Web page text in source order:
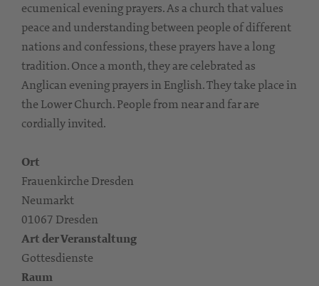
ecumenical evening prayers. As a church that values
peace and understanding between people of different
nations and confessions, these prayers have a long
tradition. Once a month, they are celebrated as
Anglican evening prayers in English. They take place in
the Lower Church. People from near and far are
cordially invited.
Ort
Frauenkirche Dresden
Neumarkt
01067 Dresden
Art der Veranstaltung
Gottesdienste
Raum